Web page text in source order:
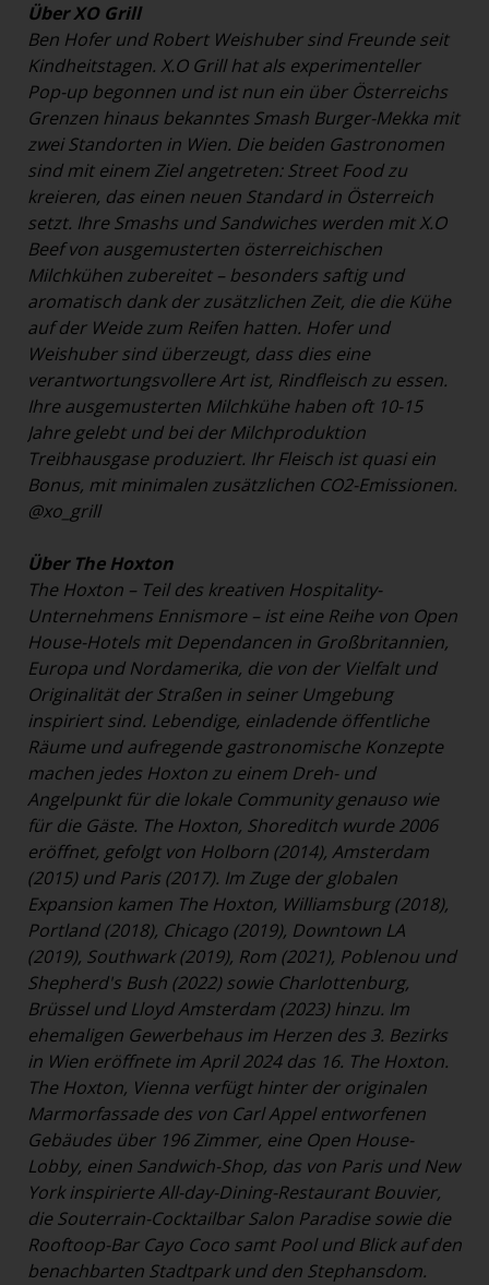
Über XO Grill
Ben Hofer und Robert Weishuber sind Freunde seit
Kindheitstagen. X.O Grill hat als experimenteller
Pop-up begonnen und ist nun ein über Österreichs
Grenzen hinaus bekanntes Smash Burger-Mekka mit
zwei Standorten in Wien. Die beiden Gastronomen
sind mit einem Ziel angetreten: Street Food zu
kreieren, das einen neuen Standard in Österreich
setzt. Ihre Smashs und Sandwiches werden mit X.O
Beef von ausgemusterten österreichischen
Milchkühen zubereitet – besonders saftig und
aromatisch dank der zusätzlichen Zeit, die die Kühe
auf der Weide zum Reifen hatten. Hofer und
Weishuber sind überzeugt, dass dies eine
verantwortungsvollere Art ist, Rindfleisch zu essen.
Ihre ausgemusterten Milchkühe haben oft 10-15
Jahre gelebt und bei der Milchproduktion
Treibhausgase produziert. Ihr Fleisch ist quasi ein
Bonus, mit minimalen zusätzlichen CO2-Emissionen.
@xo_grill
Über The Hoxton
The Hoxton – Teil des kreativen Hospitality-
Unternehmens Ennismore – ist eine Reihe von Open
House-Hotels mit Dependancen in Großbritannien,
Europa und Nordamerika, die von der Vielfalt und
Originalität der Straßen in seiner Umgebung
inspiriert sind. Lebendige, einladende öffentliche
Räume und aufregende gastronomische Konzepte
machen jedes Hoxton zu einem Dreh- und
Angelpunkt für die lokale Community genauso wie
für die Gäste. The Hoxton, Shoreditch wurde 2006
eröffnet, gefolgt von Holborn (2014), Amsterdam
(2015) und Paris (2017). Im Zuge der globalen
Expansion kamen The Hoxton, Williamsburg (2018),
Portland (2018), Chicago (2019), Downtown LA
(2019), Southwark (2019), Rom (2021), Poblenou und
Shepherd's Bush (2022) sowie Charlottenburg,
Brüssel und Lloyd Amsterdam (2023) hinzu. Im
ehemaligen Gewerbehaus im Herzen des 3. Bezirks
in Wien eröffnete im April 2024 das 16. The Hoxton.
The Hoxton, Vienna verfügt hinter der originalen
Marmorfassade des von Carl Appel entworfenen
Gebäudes über 196 Zimmer, eine Open House-
Lobby, einen Sandwich-Shop, das von Paris und New
York inspirierte All-day-Dining-Restaurant Bouvier,
die Souterrain-Cocktailbar Salon Paradise sowie die
Rooftoop-Bar Cayo Coco samt Pool und Blick auf den
benachbarten Stadtpark und den Stephansdom.